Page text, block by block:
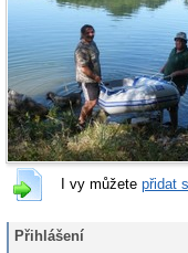
I vy můžete přidat
Přihlášení